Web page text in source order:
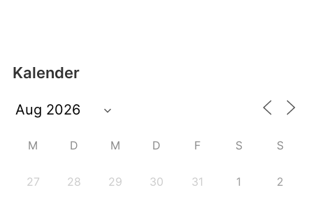
Kalender
M D M D F S S
27 28 29 30 31 1 2